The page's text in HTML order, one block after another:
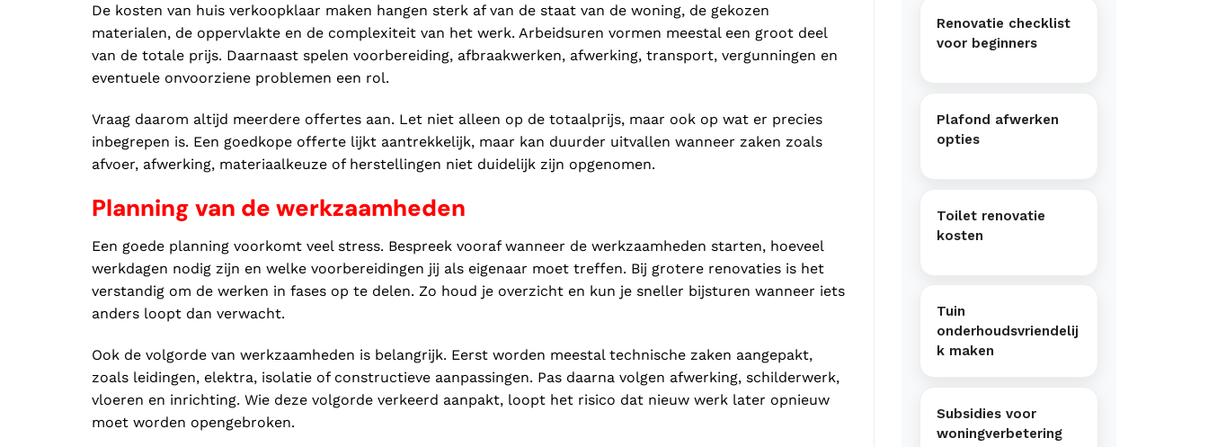
De kosten van huis verkoopklaar maken hangen sterk af van de staat van de woning, de gekozen
materialen, de oppervlakte en de complexiteit van het werk. Arbeidsuren vormen meestal een groot deel
van de totale prijs. Daarnaast spelen voorbereiding, afbraakwerken, afwerking, transport, vergunningen en
eventuele onvoorziene problemen een rol.
Vraag daarom altijd meerdere offertes aan. Let niet alleen op de totaalprijs, maar ook op wat er precies
inbegrepen is. Een goedkope offerte lijkt aantrekkelijk, maar kan duurder uitvallen wanneer zaken zoals
afvoer, afwerking, materiaalkeuze of herstellingen niet duidelijk zijn opgenomen.
Planning van de werkzaamheden
Een goede planning voorkomt veel stress. Bespreek vooraf wanneer de werkzaamheden starten, hoeveel
werkdagen nodig zijn en welke voorbereidingen jij als eigenaar moet treffen. Bij grotere renovaties is het
verstandig om de werken in fases op te delen. Zo houd je overzicht en kun je sneller bijsturen wanneer iets
anders loopt dan verwacht.
Ook de volgorde van werkzaamheden is belangrijk. Eerst worden meestal technische zaken aangepakt,
zoals leidingen, elektra, isolatie of constructieve aanpassingen. Pas daarna volgen afwerking, schilderwerk,
vloeren en inrichting. Wie deze volgorde verkeerd aanpakt, loopt het risico dat nieuw werk later opnieuw
moet worden opengebroken.
Renovatie checklist
voor beginners
Plafond afwerken
opties
Toilet renovatie
kosten
Tuin
onderhoudsvriendelij
k maken
Subsidies voor
woningverbetering